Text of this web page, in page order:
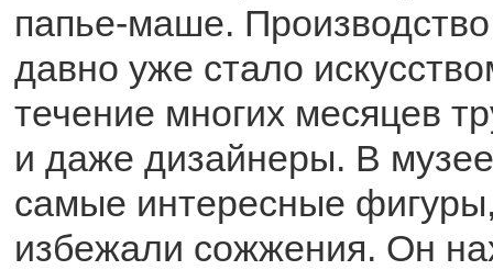
папье-маше.
давно уже стало
течение многих месяцев
и даже дизайнеры. В
самые интересные
избежали сожжения. Он